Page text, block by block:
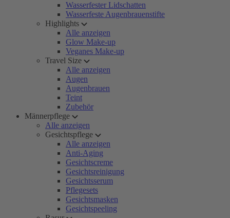
Wasserfester Lidschatten
Wasserfeste Augenbrauenstifte
Highlights
Alle anzeigen
Glow Make-up
Veganes Make-up
Travel Size
Alle anzeigen
Augen
Augenbrauen
Teint
Zubehör
Männerpflege
Alle anzeigen
Gesichtspflege
Alle anzeigen
Anti-Aging
Gesichtscreme
Gesichtsreinigung
Gesichtsserum
Pflegesets
Gesichtsmasken
Gesichtspeeling